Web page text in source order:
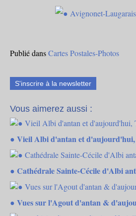
Publié dansCartes Postales-Photos
S'inscrire à la newsletter
Vous aimerez aussi :
● Vieil Albi d'antan et
● Cathédrale Sainte-Cécile d'Albi
● Vues sur l'Agout d'antan &